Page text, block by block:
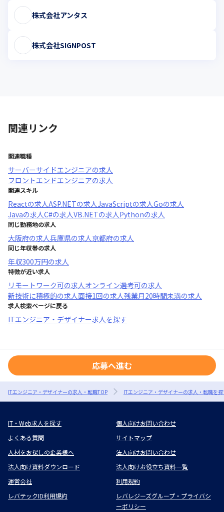
株式会社アンタス
株式会社SIGNPOST
関連リンク
関連職種
サーバーサイドエンジニアの求人
フロントエンドエンジニアの求人
関連スキル
Reactの求人ASP.NETの求人JavaScriptの求人Goの求人
Javaの求人C#の求人VB.NETの求人Pythonの求人
同じ勤務地の求人
大阪府の求人兵庫県の求人京都府の求人
同じ年収帯の求人
年収300万円の求人
特徴が近い求人
リモートワーク可の求人オンライン選考可の求人
新技術に積極的の求人面接1回の求人残業月20時間未満の求人
求人検索ページに戻る
ITエンジニア・デザイナー求人を探す
応募へ進む
ITエンジニア・デザイナーの求人・転職TOP ITエンジニア・デザイナーの求人・転職を
IT・Web求人を探す
個人向けお問い合わせ
よくある質問
サイトマップ
人材をお探しの企業様へ
法人向けお問い合わせ
法人向け資料ダウンロード
法人向けお役立ち資料一覧
運営会社
利用規約
レバテックID利用規約
レバレジーズグループ・プライバシ
ーポリシー